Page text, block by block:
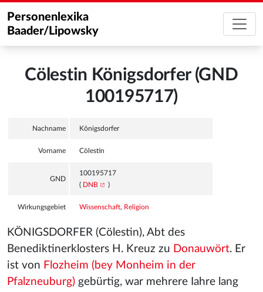
Personenlexika
Baader/Lipowsky
Cölestin Königsdorfer (GND
100195717)
Nachname Königsdorfer
Vorname Cölestin
GND
100195717
( DNB )
Wirkungsgebiet Wissenschaft, Religion
KÖNIGSDORFER (Cölestin), Abt des
Benediktinerklosters H. Kreuz zu Donauwört. Er
ist von Flozheim (bey Monheim in der
Pfalzneuburg) gebürtig, war mehrere Iahre lang